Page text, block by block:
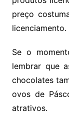
preço
licenciamento.
Se o
lembrar que
chocolates
ovos de
atrativos.